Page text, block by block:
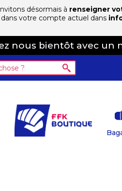
désormais à renseigner
votre compte actuel dans
nous bientôt avec un